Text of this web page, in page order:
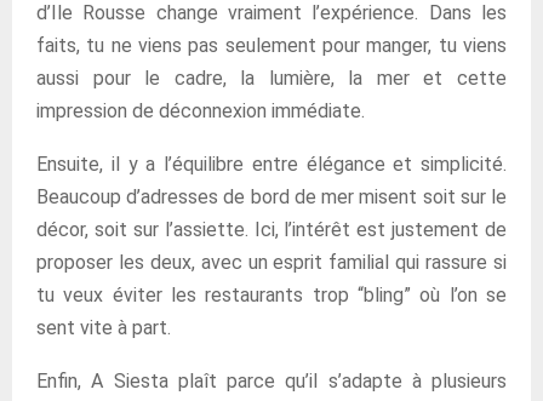
d’Ile Rousse change vraiment l’expérience. Dans les
faits, tu ne viens pas seulement pour manger, tu viens
aussi pour le cadre, la lumière, la mer et cette
impression de déconnexion immédiate.
Ensuite, il y a l’équilibre entre élégance et simplicité.
Beaucoup d’adresses de bord de mer misent soit sur le
décor, soit sur l’assiette. Ici, l’intérêt est justement de
proposer les deux, avec un esprit familial qui rassure si
tu veux éviter les restaurants trop “bling” où l’on se
sent vite à part.
Enfin, A Siesta plaît parce qu’il s’adapte à plusieurs